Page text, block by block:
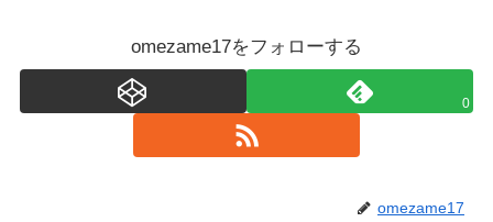
omezame17をフォローする
0
omezame17